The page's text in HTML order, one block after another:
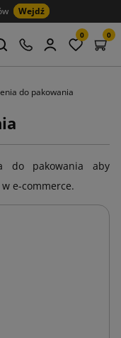
Wejdź
0 0
do pakowania
do pakowania aby
e-commerce.